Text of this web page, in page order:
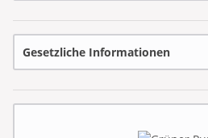
Gesetzliche Informationen